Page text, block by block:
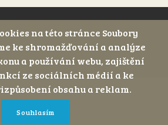
Hotel Sonnenstrahl -
práva vyhrazena
na této stránce Soubory
ke shromažďování a analýze
a používání webu, zajištění
ze sociálních médií a ke
obsahu a reklam.